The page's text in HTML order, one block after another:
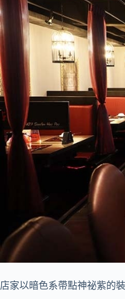
店家以暗色系帶點神祕紫的